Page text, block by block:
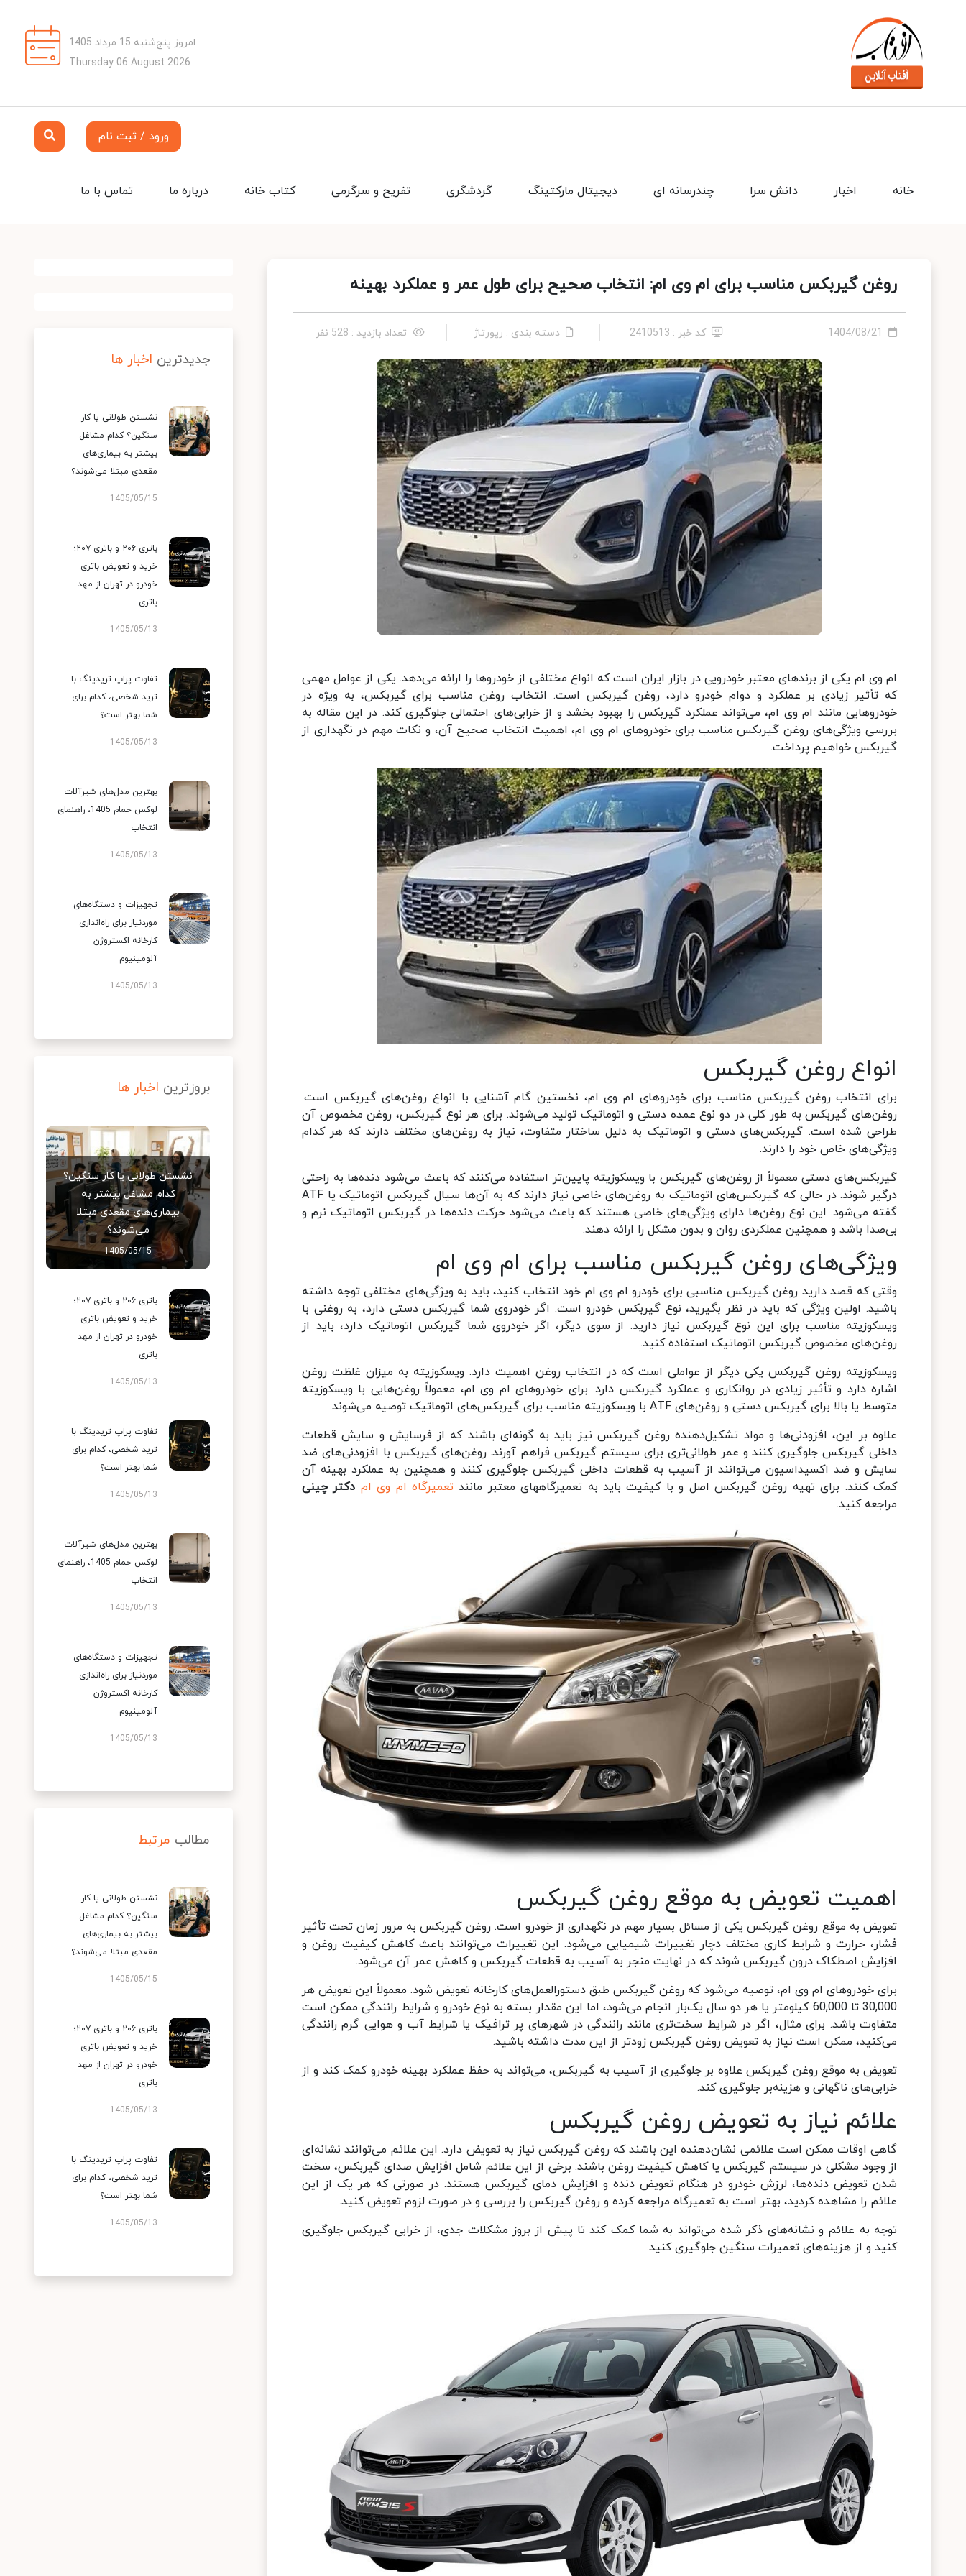
امروز پنج‌شنبه 15 مرداد 1405
Thursday 06 August 2026
ورود / ثبت نام
تماس با ما درباره ما کتاب خانه تفریح و سرگرمی گردشگری دیجیتال مارکتینگ چندرسانه ای دانش سرا اخبار خانه
روغن گیربکس مناسب برای ام وی ام: انتخاب صحیح برای طول عمر و عملکرد بهینه
1404/08/21 کد خبر : 2410513 دسته بندی : رپورتاژ تعداد بازدید : 528 نفر
ام وی ام یکی از برندهای معتبر خودرویی در بازار ایران است که انواع مختلفی از خودروها را ارائه می‌دهد. یکی از عوامل مهمی
که تأثیر زیادی بر عملکرد و دوام خودرو دارد، روغن گیربکس است. انتخاب روغن مناسب برای گیربکس، به ویژه در
خودروهایی مانند ام وی ام، می‌تواند عملکرد گیربکس را بهبود بخشد و از خرابی‌های احتمالی جلوگیری کند. در این مقاله به
بررسی ویژگی‌های روغن گیربکس مناسب برای خودروهای ام وی ام، اهمیت انتخاب صحیح آن، و نکات مهم در نگهداری از
گیربکس خواهیم پرداخت.
انواع روغن گیربکس
برای انتخاب روغن گیربکس مناسب برای خودروهای ام وی ام، نخستین گام آشنایی با انواع روغن‌های گیربکس است.
روغن‌های گیربکس به طور کلی در دو نوع عمده دستی و اتوماتیک تولید می‌شوند. برای هر نوع گیربکس، روغن مخصوص آن
طراحی شده است. گیربکس‌های دستی و اتوماتیک به دلیل ساختار متفاوت، نیاز به روغن‌های مختلف دارند که هر کدام
ویژگی‌های خاص خود را دارند.
گیربکس‌های دستی معمولاً از روغن‌های گیربکس با ویسکوزیته پایین‌تر استفاده می‌کنند که باعث می‌شود دنده‌ها به راحتی
درگیر شوند. در حالی که گیربکس‌های اتوماتیک به روغن‌های خاصی نیاز دارند که به آن‌ها سیال گیربکس اتوماتیک یا ATF
گفته می‌شود. این نوع روغن‌ها دارای ویژگی‌های خاصی هستند که باعث می‌شود حرکت دنده‌ها در گیربکس اتوماتیک نرم و
بی‌صدا باشد و همچنین عملکردی روان و بدون مشکل را ارائه دهند.
ویژگی‌های روغن گیربکس مناسب برای ام وی ام
وقتی که قصد دارید روغن گیربکس مناسبی برای خودرو ام وی ام خود انتخاب کنید، باید به ویژگی‌های مختلفی توجه داشته
باشید. اولین ویژگی که باید در نظر بگیرید، نوع گیربکس خودرو است. اگر خودروی شما گیربکس دستی دارد، به روغنی با
ویسکوزیته مناسب برای این نوع گیربکس نیاز دارید. از سوی دیگر، اگر خودروی شما گیربکس اتوماتیک دارد، باید از
روغن‌های مخصوص گیربکس اتوماتیک استفاده کنید.
ویسکوزیته روغن گیربکس یکی دیگر از عواملی است که در انتخاب روغن اهمیت دارد. ویسکوزیته به میزان غلظت روغن
اشاره دارد و تأثیر زیادی در روانکاری و عملکرد گیربکس دارد. برای خودروهای ام وی ام، معمولاً روغن‌هایی با ویسکوزیته
متوسط یا بالا برای گیربکس دستی و روغن‌های ATF با ویسکوزیته مناسب برای گیربکس‌های اتوماتیک توصیه می‌شوند.
علاوه بر این، افزودنی‌ها و مواد تشکیل‌دهنده روغن گیربکس نیز باید به گونه‌ای باشند که از فرسایش و سایش قطعات
داخلی گیربکس جلوگیری کنند و عمر طولانی‌تری برای سیستم گیربکس فراهم آورند. روغن‌های گیربکس با افزودنی‌های ضد
سایش و ضد اکسیداسیون می‌توانند از آسیب به قطعات داخلی گیربکس جلوگیری کنند و همچنین به عملکرد بهینه آن
کمک کنند. برای تهیه روغن گیربکس اصل و با کیفیت باید به تعمیرگاههای معتبر مانند تعمیرگاه ام وی ام دکتر چینی
مراجعه کنید.
اهمیت تعویض به موقع روغن گیربکس
تعویض به موقع روغن گیربکس یکی از مسائل بسیار مهم در نگهداری از خودرو است. روغن گیربکس به مرور زمان تحت تأثیر
فشار، حرارت و شرایط کاری مختلف دچار تغییرات شیمیایی می‌شود. این تغییرات می‌توانند باعث کاهش کیفیت روغن و
افزایش اصطکاک درون گیربکس شوند که در نهایت منجر به آسیب به قطعات گیربکس و کاهش عمر آن می‌شود.
برای خودروهای ام وی ام، توصیه می‌شود که روغن گیربکس طبق دستورالعمل‌های کارخانه تعویض شود. معمولاً این تعویض هر
30,000 تا 60,000 کیلومتر یا هر دو سال یک‌بار انجام می‌شود، اما این مقدار بسته به نوع خودرو و شرایط رانندگی ممکن است
متفاوت باشد. برای مثال، اگر در شرایط سخت‌تری مانند رانندگی در شهرهای پر ترافیک یا شرایط آب و هوایی گرم رانندگی
می‌کنید، ممکن است نیاز به تعویض روغن گیربکس زودتر از این مدت داشته باشید.
تعویض به موقع روغن گیربکس علاوه بر جلوگیری از آسیب به گیربکس، می‌تواند به حفظ عملکرد بهینه خودرو کمک کند و از
خرابی‌های ناگهانی و هزینه‌بر جلوگیری کند.
علائم نیاز به تعویض روغن گیربکس
گاهی اوقات ممکن است علائمی نشان‌دهنده این باشند که روغن گیربکس نیاز به تعویض دارد. این علائم می‌توانند نشانه‌ای
از وجود مشکلی در سیستم گیربکس یا کاهش کیفیت روغن باشند. برخی از این علائم شامل افزایش صدای گیربکس، سخت
شدن تعویض دنده‌ها، لرزش خودرو در هنگام تعویض دنده و افزایش دمای گیربکس هستند. در صورتی که هر یک از این
علائم را مشاهده کردید، بهتر است به تعمیرگاه مراجعه کرده و روغن گیربکس را بررسی و در صورت لزوم تعویض کنید.
توجه به علائم و نشانه‌های ذکر شده می‌تواند به شما کمک کند تا پیش از بروز مشکلات جدی، از خرابی گیربکس جلوگیری
کنید و از هزینه‌های تعمیرات سنگین جلوگیری کنید.
جدیدترین اخبار ها
نشستن طولانی یا کار
سنگین؟ کدام مشاغل
بیشتر به بیماری‌های
مقعدی مبتلا می‌شوند؟
1405/05/15
باتری ۲۰۶ و باتری ۲۰۷؛
خرید و تعویض باتری
خودرو در تهران از مهد
باتری
1405/05/13
تفاوت پراپ تریدینگ با
ترید شخصی، کدام برای
شما بهتر است؟
1405/05/13
بهترین مدل‌های شیرآلات
لوکس حمام 1405، راهنمای
انتخاب
1405/05/13
تجهیزات و دستگاه‌های
موردنیاز برای راه‌اندازی
کارخانه اکستروژن
آلومینیوم
1405/05/13
بروزترین اخبار ها
نشستن طولانی یا کار سنگین؟
کدام مشاغل بیشتر به
بیماری‌های مقعدی مبتلا
می‌شوند؟
1405/05/15
باتری ۲۰۶ و باتری ۲۰۷؛
خرید و تعویض باتری
خودرو در تهران از مهد
باتری
1405/05/13
تفاوت پراپ تریدینگ با
ترید شخصی، کدام برای
شما بهتر است؟
1405/05/13
بهترین مدل‌های شیرآلات
لوکس حمام 1405، راهنمای
انتخاب
1405/05/13
تجهیزات و دستگاه‌های
موردنیاز برای راه‌اندازی
کارخانه اکستروژن
آلومینیوم
1405/05/13
مطالب مرتبط
نشستن طولانی یا کار
سنگین؟ کدام مشاغل
بیشتر به بیماری‌های
مقعدی مبتلا می‌شوند؟
1405/05/15
باتری ۲۰۶ و باتری ۲۰۷؛
خرید و تعویض باتری
خودرو در تهران از مهد
باتری
1405/05/13
تفاوت پراپ تریدینگ با
ترید شخصی، کدام برای
شما بهتر است؟
1405/05/13